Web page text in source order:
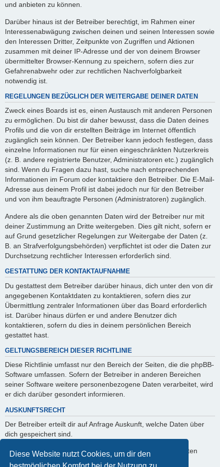
Diese Website nutzt Cookies, um dir den
und anbieten zu können.
Darüber hinaus ist der Betreiber berechtigt, im Rahmen einer
Interessenabwägung zwischen deinen und seinen Interessen sowie
den Interessen Dritter, Zeitpunkte von Zugriffen und Aktionen
zusammen mit deiner IP-Adresse und der von deinem Browser
übermittelter Browser-Kennung zu speichern, sofern dies zur
Gefahrenabwehr oder zur rechtlichen Nachverfolgbarkeit
notwendig ist.
REGELUNGEN BEZÜGLICH DER WEITERGABE DEINER DATEN
Zweck eines Boards ist es, einen Austausch mit anderen Personen
zu ermöglichen. Du bist dir daher bewusst, dass die Daten deines
Profils und die von dir erstellten Beiträge im Internet öffentlich
zugänglich sein können. Der Betreiber kann jedoch festlegen, dass
einzelne Informationen nur für einen eingeschränkten Nutzerkreis
(z. B. andere registrierte Benutzer, Administratoren etc.) zugänglich
sind. Wenn du Fragen dazu hast, suche nach entsprechenden
Informationen im Forum oder kontaktiere den Betreiber. Die E-Mail-
Adresse aus deinem Profil ist dabei jedoch nur für den Betreiber
und von ihm beauftragte Personen (Administratoren) zugänglich.
Andere als die oben genannten Daten wird der Betreiber nur mit
deiner Zustimmung an Dritte weitergeben. Dies gilt nicht, sofern er
auf Grund gesetzlicher Regelungen zur Weitergabe der Daten (z.
B. an Strafverfolgungsbehörden) verpflichtet ist oder die Daten zur
Durchsetzung rechtlicher Interessen erforderlich sind.
GESTATTUNG DER KONTAKTAUFNAHME
Du gestattest dem Betreiber darüber hinaus, dich unter den von dir
angegebenen Kontaktdaten zu kontaktieren, sofern dies zur
Übermittlung zentraler Informationen über das Board erforderlich
ist. Darüber hinaus dürfen er und andere Benutzer dich
kontaktieren, sofern du dies in deinem persönlichen Bereich
gestattet hast.
GELTUNGSBEREICH DIESER RICHTLINIE
Diese Richtlinie umfasst nur den Bereich der Seiten, die die phpBB-
Software umfassen. Sofern der Betreiber in anderen Bereichen
seiner Software weitere personenbezogene Daten verarbeitet, wird
er dich darüber gesondert informieren.
AUSKUNFTSRECHT
Der Betreiber erteilt dir auf Anfrage Auskunft, welche Daten über
dich gespeichert sind.
Du kannst jederzeit die Löschung bzw. Sperrung deiner Daten
verlangen. Kontaktiere hierzu bitte den Betreiber.